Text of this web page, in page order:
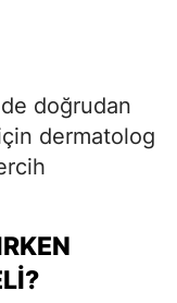
doğrudan
dermatolog